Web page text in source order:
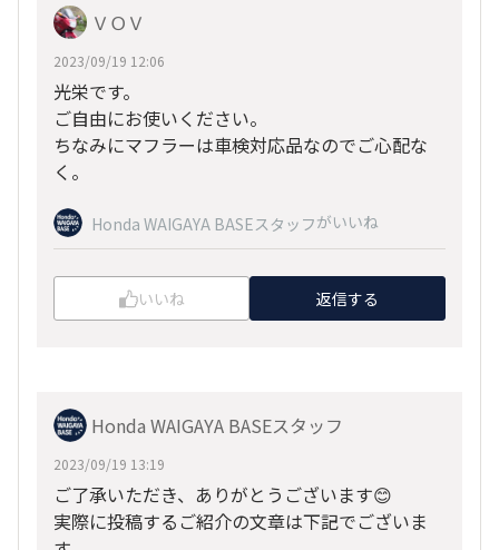
ＶＯＶ
2023/09/19 12:06
光栄です。
ご自由にお使いください。
ちなみにマフラーは車検対応品なのでご心配な
く。
Honda WAIGAYA BASEスタッフがいいね
いいね 返信する
Honda WAIGAYA BASEスタッフ
2023/09/19 13:19
ご了承いただき、ありがとうございます😊
実際に投稿するご紹介の文章は下記でございま